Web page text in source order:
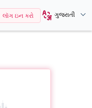
લૉગ ઇન કરો ગુજરાતી